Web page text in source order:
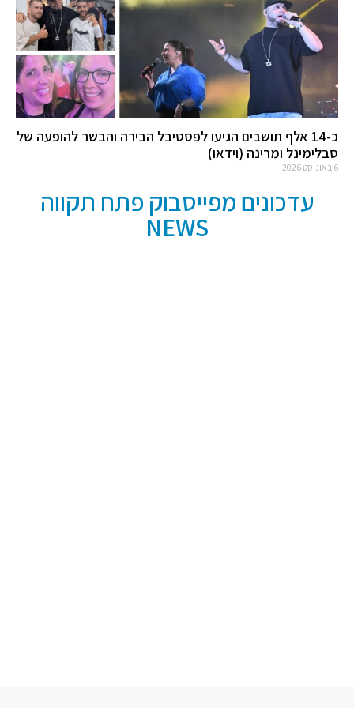
כ-14 אלף תושבים הגיעו לפסטיבל הבירה והבשר להופעה של
סבלימינל ומרינה (וידאו)
6 באוגוסט 2026
עדכונים מפייסבוק פתח תקווה
NEWS